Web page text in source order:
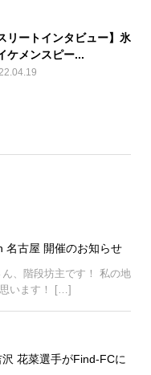
リートインタビュー】氷
ケメンスピー...
名古屋 開催のお知らせ
、階段坊主です！ 私の地
います！ […]
花菜選手がFind-FCに